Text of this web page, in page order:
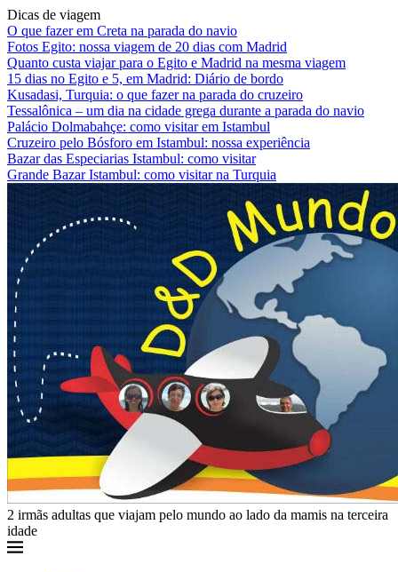
Dicas de viagem
O que fazer em Creta na parada do navio
Fotos Egito: nossa viagem de 20 dias com Madrid
Quanto custa viajar para o Egito e Madrid na mesma viagem
15 dias no Egito e 5, em Madrid: Diário de bordo
Kusadasi, Turquia: o que fazer na parada do cruzeiro
Tessalônica – um dia na cidade grega durante a parada do navio
Palácio Dolmabahçe: como visitar em Istambul
Cruzeiro pelo Bósforo em Istambul: nossa experiência
Bazar das Especiarias Istambul: como visitar
Grande Bazar Istambul: como visitar na Turquia
2 irmãs adultas que viajam pelo mundo ao lado da mamis na terceira
idade